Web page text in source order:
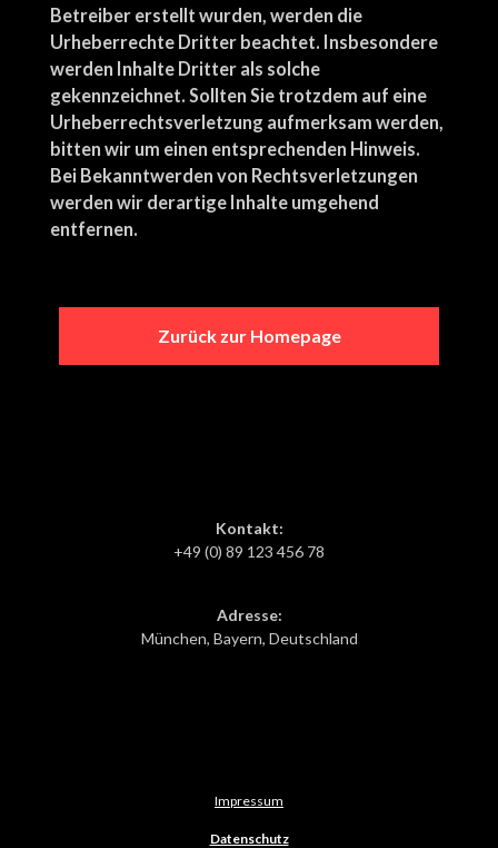
Betreiber erstellt wurden, werden die
Urheberrechte Dritter beachtet. Insbesondere
werden Inhalte Dritter als solche
gekennzeichnet. Sollten Sie trotzdem auf eine
Urheberrechtsverletzung aufmerksam werden,
bitten wir um einen entsprechenden Hinweis.
Bei Bekanntwerden von Rechtsverletzungen
werden wir derartige Inhalte umgehend
entfernen.
Zurück zur Homepage
Kontakt:
+49 (0) 89 123 456 78
Adresse:
München, Bayern, Deutschland
Impressum
Datenschutz